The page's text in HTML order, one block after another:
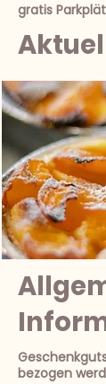
gratis
bezogen